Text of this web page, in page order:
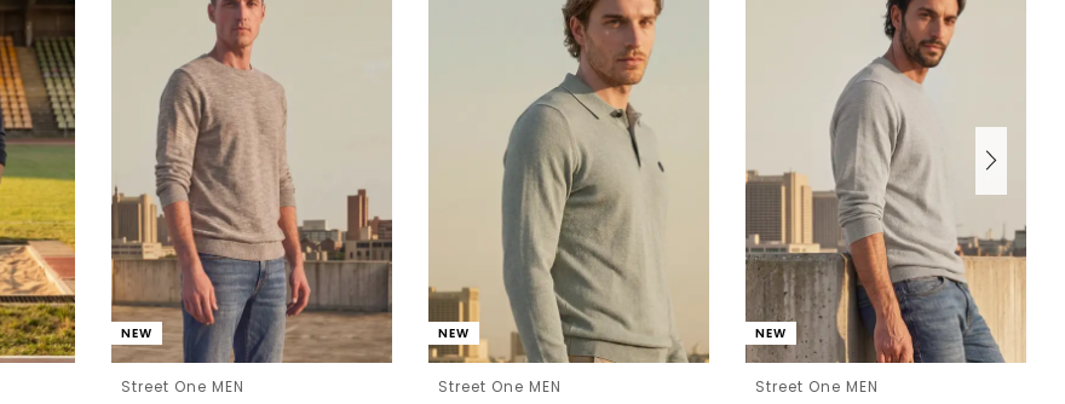
NEW
Street One MEN
NEW
Street One MEN
NEW
Street One MEN